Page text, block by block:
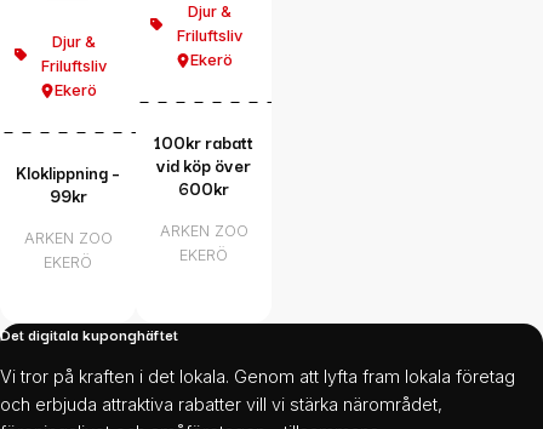
Djur &
Friluftsliv
Ekerö
Kloklippning –
99kr
ARKEN ZOO
EKERÖ
Djur &
Friluftsliv
Ekerö
100kr rabatt
vid köp över
600kr
ARKEN ZOO
EKERÖ
Det digitala kuponghäftet
Vi tror på kraften i det lokala. Genom att lyfta fram lokala företag
och erbjuda attraktiva rabatter vill vi stärka närområdet,